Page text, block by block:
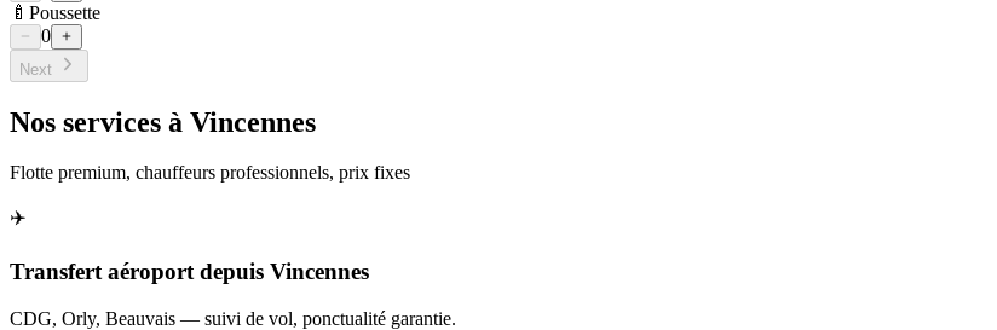
🍼 Poussette
0
Next
Nos services à Vincennes
Flotte premium, chauffeurs professionnels, prix fixes
✈️
Transfert aéroport depuis Vincennes
CDG, Orly, Beauvais — suivi de vol, ponctualité garantie.